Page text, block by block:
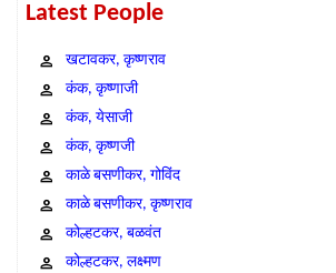
Latest People
खटावकर, कृष्णराव
कंक, कृष्णाजी
कंक, येसाजी
कंक, कृष्णजी
काळे बसणीकर, गोविंद
काळे बसणीकर, कृष्णराव
कोल्हटकर, बळवंत
कोल्हटकर, लक्ष्मण